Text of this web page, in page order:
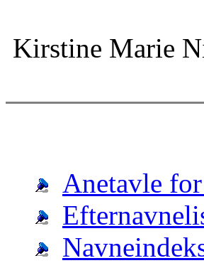
Kirstine Marie
Anetavle